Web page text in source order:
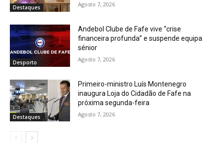
Destaques Agosto 7, 2026
Desporto
Andebol Clube de Fafe vive “crise
financeira profunda” e suspende equipa
sénior
Agosto 7, 2026
Destaques
Primeiro-ministro Luís Montenegro
inaugura Loja do Cidadão de Fafe na
próxima segunda-feira
Agosto 7, 2026